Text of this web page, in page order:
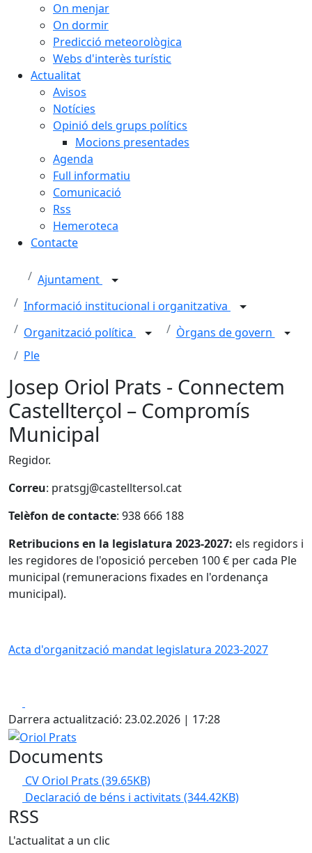
On menjar
On dormir
Predicció meteorològica
Webs d'interès turístic
Actualitat
Avisos
Notícies
Opinió dels grups polítics
Mocions presentades
Agenda
Full informatiu
Comunicació
Rss
Hemeroteca
Contacte
Ajuntament
Informació institucional i organitzativa
Organització política
Òrgans de govern
Ple
Josep Oriol Prats - Connectem
Castellterçol – Compromís
Municipal
Regidor.
Correu: pratsgj@castelltersol.cat
Telèfon de contacte: 938 666 188
Retribucions en la legislatura 2023-2027: els regidors i
les regidores de l'oposició perceben 100 € per cada Ple
municipal (remuneracions fixades en l'ordenança
municipal).
Acta d'organització mandat legislatura 2023-2027
Darrera actualització: 23.02.2026 | 17:28
Oriol Prats
Documents
CV Oriol Prats (39.65KB)
Declaració de béns i activitats (344.42KB)
RSS
L'actualitat a un clic